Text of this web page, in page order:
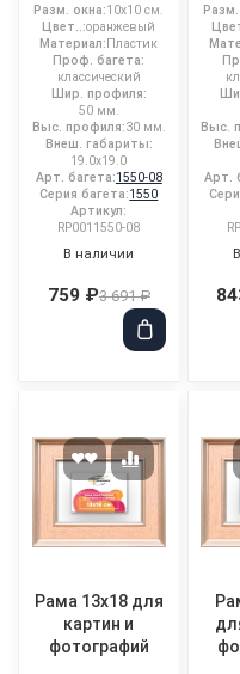
Разм. окна:10x10 см.
Цвет..:оранжевый
Материал:Пластик
Проф. багета:
классический
Шир. профиля:
50 мм.
Выс. профиля:30 мм.
Внеш. габариты:
19.0x19.0
Арт. багета:1550-08
Серия багета:1550
Артикул:
RP0011550-08
В наличии
759 ₽3 691 ₽
Выс.
Арт.
Рама 13x18 для
картин и
фотографий